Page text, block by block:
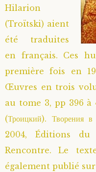
Hilarion
(Troïtski) aient
été traduites
en français. Ces
première fois en
Œuvres en trois
au tome 3, pp 396 à
(Троицкий).
2004, Éditions
Rencontre. Le
également publié